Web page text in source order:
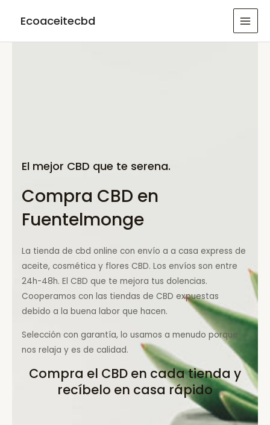
Ecoaceitecbd
El mejor CBD que te serena.
Compra CBD en
Fuentelmonge
La tienda de cbd online con envío a a casa express de
aceite, cosmética y flores CBD. Los envíos son entre
24h-48h. El CBD que te mejora tus dolencias.
Cooperamos con las tiendas de CBD expuestas
debido a la buena labor que hacen.
Selección con garantía, lo usamos a menudo porque
nos relaja y es de calidad.
Compra el CBD en cada tienda y
recíbelo en casa rápido